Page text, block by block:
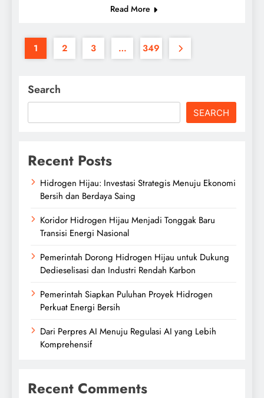
Read More
1 2 3 … 349
Search
SEARCH
Recent Posts
Hidrogen Hijau: Investasi Strategis Menuju Ekonomi
Bersih dan Berdaya Saing
Koridor Hidrogen Hijau Menjadi Tonggak Baru
Transisi Energi Nasional
Pemerintah Dorong Hidrogen Hijau untuk Dukung
Dedieselisasi dan Industri Rendah Karbon
Pemerintah Siapkan Puluhan Proyek Hidrogen
Perkuat Energi Bersih
Dari Perpres AI Menuju Regulasi AI yang Lebih
Komprehensif
Recent Comments